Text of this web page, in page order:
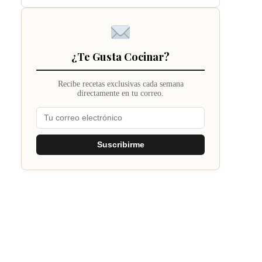
¿Te Gusta Cocinar?
Recibe recetas exclusivas cada semana
directamente en tu correo.
Suscribirme